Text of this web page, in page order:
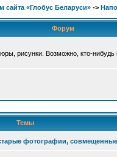
«Глобус Беларуси» ->
Форум
рисунки. Возможно, кто-
Темы
фотографии,